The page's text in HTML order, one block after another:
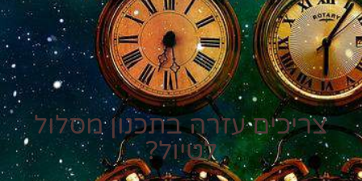
צריכים עזרה בתכנון מסלול
לטיול?